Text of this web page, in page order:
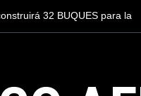
32 BUQUES para la